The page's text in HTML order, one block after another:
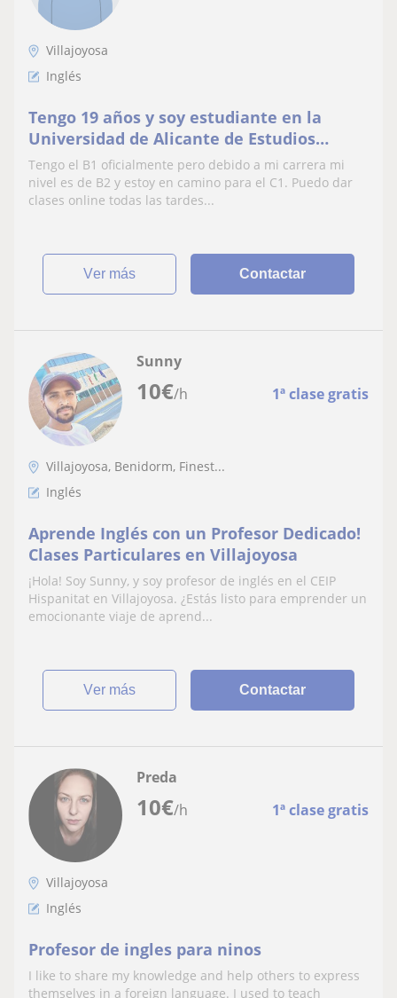
Villajoyosa
Inglés
Tengo 19 años y soy estudiante en la
Universidad de Alicante de Estudios
Ingleses y me gustaría dar clases a niños
que lo necesiten
Tengo el B1 oficialmente pero debido a mi carrera mi
nivel es de B2 y estoy en camino para el C1. Puedo dar
clases online todas las tardes...
ver más Contactar
10€/h 1ª clase gratis
Sunny
Villajoyosa, Benidorm, Finest...
Inglés
Aprende Inglés con un Profesor Dedicado!
Clases Particulares en Villajoyosa
¡Hola! Soy Sunny, y soy profesor de inglés en el CEIP
Hispanitat en Villajoyosa. ¿Estás listo para emprender un
emocionante viaje de aprend...
ver más Contactar
10€/h 1ª clase gratis
Preda
Villajoyosa
Inglés
Profesor de ingles para ninos
I like to share my knowledge and help others to express
themselves in a foreign language. I used to teach